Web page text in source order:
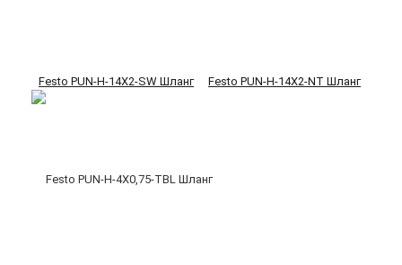
Festo PUN-H-14X2-SW Шланг Festo PUN-H-14X2-NT Шланг